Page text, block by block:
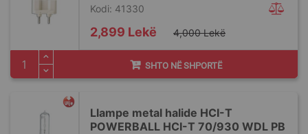
Kodi: 41330
Special
Price
2,899 Lekë 4,000 Lekë
SHTO NË SHPORTË
Llampe metal halide HCI-T
POWERBALL HCI-T 70/930 WDL PB